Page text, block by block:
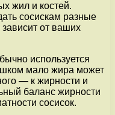
жил и костей.
сосискам разные
от ваших
используется
мало жира может
— к жирности и
баланс жирности
сосисок.